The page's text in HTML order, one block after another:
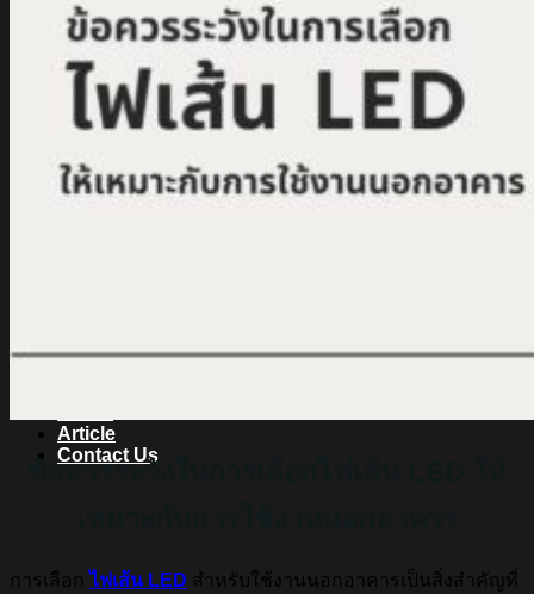
LED Ribbon
LED Neon Flex
Power Supply
LED Panel
LED Panel Light Office
Wall Light
Step Light
Garden Light
Streetlight solar cell
Article
Contact Us
ข้อควรระวังในการเลือกไฟเส้น LED ให้
การเลือกไฟเส้น LED สำหรับใช้งานนอกอาคารเป็นสิ่งสำคัญที่